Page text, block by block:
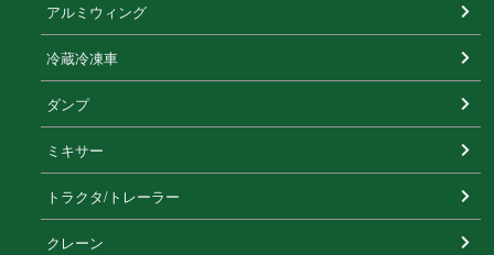
アルミウィング
冷蔵冷凍⾞
ダンプ
ミキサー
トラクタ/トレーラー
クレーン